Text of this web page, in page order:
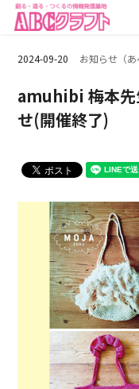
2024-09-20 お知らせ（あ
amuhibi 梅本先
せ(開催終了)